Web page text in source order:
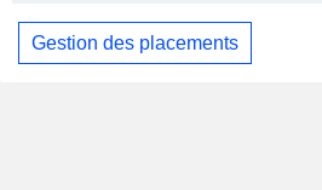
Gestion des placements